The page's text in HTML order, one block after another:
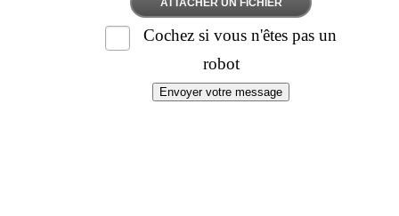
ATTACHER UN FICHIER
Cochez si vous n'êtes pas un
robot